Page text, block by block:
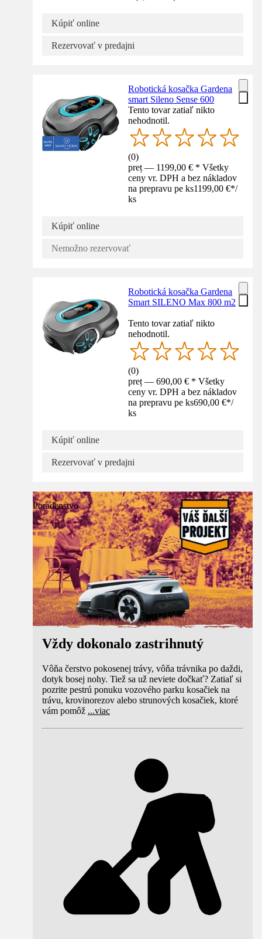
Kúpiť online
Rezervovať v predajni
Robotická kosačka Gardena
smart Sileno Sense 600
Tento tovar zatiaľ nikto
nehodnotil.
(0)
preț — 1199,00 € * Všetky
ceny vr. DPH a bez nákladov
na prepravu pe ks1199,00 €*/
ks
Kúpiť online
Nemožno rezervovať
Robotická kosačka Gardena
Smart SILENO Max 800 m2
Tento tovar zatiaľ nikto
nehodnotil.
(0)
preț — 690,00 € * Všetky
ceny vr. DPH a bez nákladov
na prepravu pe ks690,00 €*/
ks
Kúpiť online
Rezervovať v predajni
Poradenstvo
Vždy dokonalo zastrihnutý
Vôňa čerstvo pokosenej trávy, vôňa trávnika po daždi,
dotyk bosej nohy. Tiež sa už neviete dočkať? Zatiaľ si
pozrite pestrú ponuku vozového parku kosačiek na
trávu, krovinorezov alebo strunových kosačiek, ktoré
vám pomôž ...viac